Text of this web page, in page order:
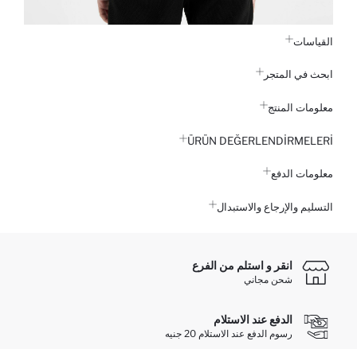
القياسات
ابحث في المتجر
معلومات المنتج
ÜRÜN DEĞERLENDİRMELERİ
معلومات الدفع
التسليم والإرجاع والاستبدال
انقر و استلم من الفرع
شحن مجاني
الدفع عند الاستلام
رسوم الدفع عند الاستلام 20 جنيه